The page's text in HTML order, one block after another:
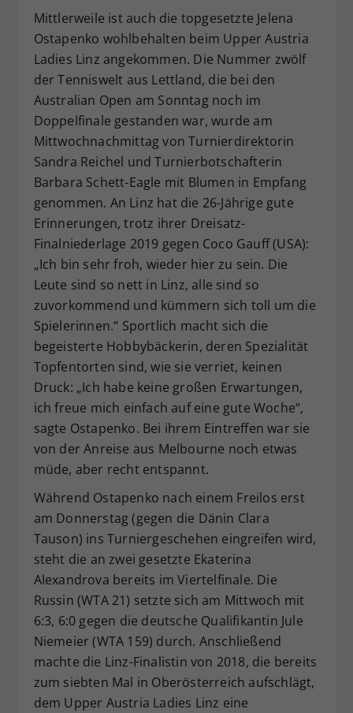
Mittlerweile ist auch die topgesetzte Jelena
Ostapenko wohlbehalten beim Upper Austria
Ladies Linz angekommen. Die Nummer zwölf
der Tenniswelt aus Lettland, die bei den
Australian Open am Sonntag noch im
Doppelfinale gestanden war, wurde am
Mittwochnachmittag von Turnierdirektorin
Sandra Reichel und Turnierbotschafterin
Barbara Schett-Eagle mit Blumen in Empfang
genommen. An Linz hat die 26-Jährige gute
Erinnerungen, trotz ihrer Dreisatz-
Finalniederlage 2019 gegen Coco Gauff (USA):
„Ich bin sehr froh, wieder hier zu sein. Die
Leute sind so nett in Linz, alle sind so
zuvorkommend und kümmern sich toll um die
Spielerinnen.“ Sportlich macht sich die
begeisterte Hobbybäckerin, deren Spezialität
Topfentorten sind, wie sie verriet, keinen
Druck: „Ich habe keine großen Erwartungen,
ich freue mich einfach auf eine gute Woche“,
sagte Ostapenko. Bei ihrem Eintreffen war sie
von der Anreise aus Melbourne noch etwas
müde, aber recht entspannt.
Während Ostapenko nach einem Freilos erst
am Donnerstag (gegen die Dänin Clara
Tauson) ins Turniergeschehen eingreifen wird,
steht die an zwei gesetzte Ekaterina
Alexandrova bereits im Viertelfinale. Die
Russin (WTA 21) setzte sich am Mittwoch mit
6:3, 6:0 gegen die deutsche Qualifikantin Jule
Niemeier (WTA 159) durch. Anschließend
machte die Linz-Finalistin von 2018, die bereits
zum siebten Mal in Oberösterreich aufschlägt,
dem Upper Austria Ladies Linz eine
Zweck
Dieser Wert speichert Ihre Consent-
Einstellungen. Unter anderem eine
zufällig generierte ID, für die
historische Speicherung Ihrer
vorgenommen Einstellungen, falls der
Webseiten-Betreiber dies eingestellt
hat.